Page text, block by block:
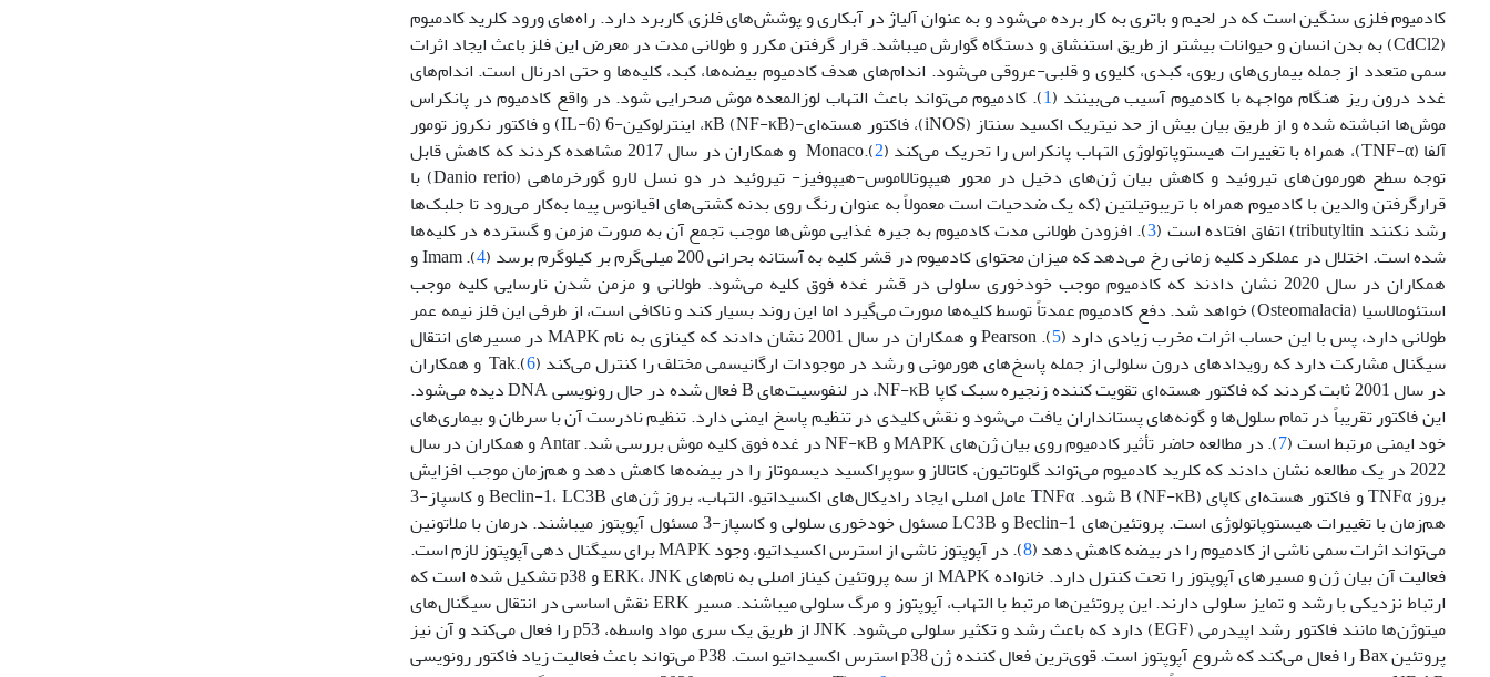
کادمیوم فلزی سنگین است که در لحیم‌ و باتری به کار برده می‌شود و به عنوان آلیاژ در آبکاری و پوشش‌های فلزی کاربرد دارد. راه‌های ورود کلرید کادمیوم
(CdCl2) به بدن انسان و حیوانات بیشتر از طریق استنشاق و دستگاه گوارش می‎باشد. قرار ‌گرفتن مکرر و طولانی مدت در معرض این فلز باعث ایجاد اثرات
سمی متعدد از جمله بیماری‌های ریوی، کبدی، کلیوی و قلبی-عروقی می‌شود. اندام‌های هدف کادمیوم بیضه‌ها، کبد، کلیه‌ها و حتی ادرنال است. اندام‌های
غدد درون ریز هنگام مواجهه با کادمیوم آسیب می‌بینند (1). کادمیوم می‌تواند باعث التهاب لوزالمعده موش صحرایی شود. در واقع کادمیوم در پانکراس
موش‌ها انباشته ‌شده و از طریق بیان بیش از حد نیتریک اکسید سنتاز (iNOS)، فاکتور هسته‌ای-ĸB (NF-κB)، اینترلوکین-6 (IL-6) و فاکتور نکروز تومور
آلفا (TNF-α)، همراه با تغییرات هیستوپاتولوژی التهاب پانکراس را تحریک می‌کند (
2
).Monaco و همکاران در سال 2017 مشاهده ‌کردند که کاهش قابل
توجه سطح هورمون‌های تیروئید و کاهش بیان ژن‌های دخیل در محور هیپوتالاموس-هیپوفیز- تیروئید در دو نسل لارو گورخرماهی (Danio rerio) با
قرار‌گرفتن والدین با کادمیوم همراه با تریبوتیلتین (که یک ضدحیات است معمولاً به عنوان رنگ روی بدنه کشتی‌های اقیانوس پیما به‌کار‌ می‌رود تا جلبک‌ها
رشد نکنند tributyltin) اتفاق افتاده ‌است (
3). افزودن طولانی مدت کادمیوم به جیره غذایی موش‌ها موجب تجمع آن به صورت مزمن و گسترده در کلیه‌ها
شده ‌است. اختلال در عملکرد کلیه زمانی رخ می‌دهد که میزان محتوای کادمیوم در قشر کلیه به آستانه‌ بحرانی 200 میلی‌گرم بر کیلوگرم برسد (
4
). Imam و
همکاران در سال 2020 نشان ‌دادند که کادمیوم موجب خودخوری سلولی در قشر غده فوق کلیه می‌شود. طولانی و مزمن ‌شدن نارسایی کلیه موجب
استئومالاسیا (Osteomalacia) خواهد ‌شد. دفع کادمیوم عمدتاً توسط کلیه‌ها صورت می‌گیرد اما این روند بسیار کند و ناکافی است، از طرفی این فلز نیمه عمر
طولانی‌ دارد، پس با این حساب اثرات مخرب زیادی دارد (5
). Pearson و همکاران در سال 2001 نشان دادند که کینازی به نام MAPK در مسیرهای انتقال
سیگنال مشارکت دارد که رویدادهای درون سلولی از جمله پاسخ‌های هورمونی و رشد در موجودات ارگانیسمی مختلف را کنترل می‌کند (6
).Tak و همکاران
در سال 2001 ثابت کردند که فاکتور هسته‌ای تقویت کننده‌ زنجیره سبک کاپا NF-κB، در لنفوسیت‌های B فعال ‌شده در حال رونویسی DNA دیده می‌شود.
این فاکتور تقریباً در تمام سلول‌ها و گونه‌های پستانداران یافت می‌شود و نقش کلیدی در تنظیم پاسخ ایمنی دارد. تنظیم نادرست آن با سرطان و بیماری‌های
خود ایمنی مرتبط است (7
). در مطالعه حاضر تأثیر کادمیوم روی بیان ژن‌های MAPK و NF-κB در غده فوق کلیه موش بررسی شد. Antar و همکاران در سال
2022 در یک مطالعه نشان دادند که کلرید کادمیوم می‌تواند گلوتاتیون، کاتالاز و سوپراکسید دیسموتاز را در بیضه‌ها کاهش دهد و هم‌زمان موجب افزایش
بروز TNFα و فاکتور هسته‌ای کاپای B (NF-κB) شود. TNFα عامل اصلی ایجاد رادیکال‌های اکسیداتیو، التهاب، بروز ژن‌های Beclin-1، LC3B و کاسپاز-3
هم‌زمان با تغییرات هیستوپاتولوژی است. پروتئین‌های Beclin-1 و LC3B مسئول خودخوری سلولی و کاسپاز-3 مسئول آپوپتوز می‎باشند. درمان با ملاتونین
می‌تواند اثرات سمی ناشی از کادمیوم را در بیضه کاهش دهد (8
). در آپوپتوز ناشی از استرس اکسیداتیو، وجود MAPK برای سیگنال دهی آپوپتوز لازم است.
فعالیت آن بیان ژن و مسیرهای آپوپتوز را تحت کنترل دارد. خانواده MAPK از سه پروتئین کیناز اصلی به نام‌های ERK، JNK و p38 تشکیل ‌شده است که
ارتباط نزدیکی با رشد و تمایز سلولی دارند. این پروتئین‌ها مرتبط با التهاب، آپوپتوز و مرگ سلولی می‎باشند. مسیر ERK نقش اساسی در انتقال سیگنال‌های
میتوژن‌ها مانند فاکتور رشد اپیدرمی (EGF) دارد که باعث رشد و تکثیر سلولی می‌شود. JNK از طریق یک سری مواد واسطه، p53 را فعال می‌کند و آن نیز
پروتئین Bax را فعال می‌کند که شروع آپوپتوز است. قوی‌ترین فعال کننده ژن p38 استرس اکسیداتیو است. P38 می‌تواند باعث فعالیت زیاد فاکتور رونویسی